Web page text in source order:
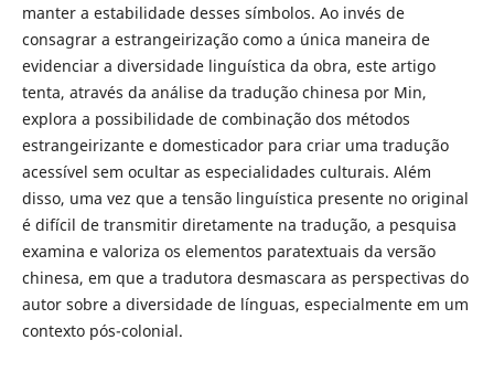
manter a estabilidade desses símbolos. Ao invés de
consagrar a estrangeirização como a única maneira de
evidenciar a diversidade linguística da obra, este artigo
tenta, através da análise da tradução chinesa por Min,
explora a possibilidade de combinação dos métodos
estrangeirizante e domesticador para criar uma tradução
acessível sem ocultar as especialidades culturais. Além
disso, uma vez que a tensão linguística presente no original
é difícil de transmitir diretamente na tradução, a pesquisa
examina e valoriza os elementos paratextuais da versão
chinesa, em que a tradutora desmascara as perspectivas do
autor sobre a diversidade de línguas, especialmente em um
contexto pós-colonial.